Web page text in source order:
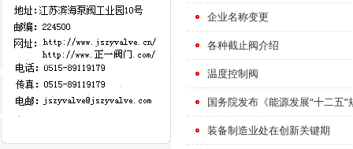
企业名称变更
各种截止阀介绍
温度控制阀
国务院发布《能源发展“十二五”
装备制造业处在创新关键期